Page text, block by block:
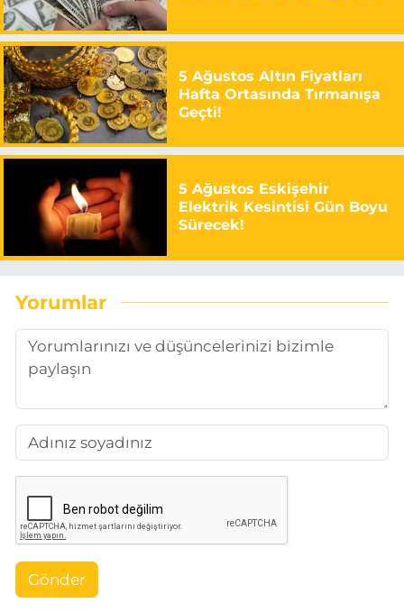
5 Ağustos Altın Fiyatları
Hafta Ortasında Tırmanışa
Geçti!
5 Ağustos Eskişehir
Elektrik Kesintisi Gün Boyu
Sürecek!
Yorumlar
Gönder